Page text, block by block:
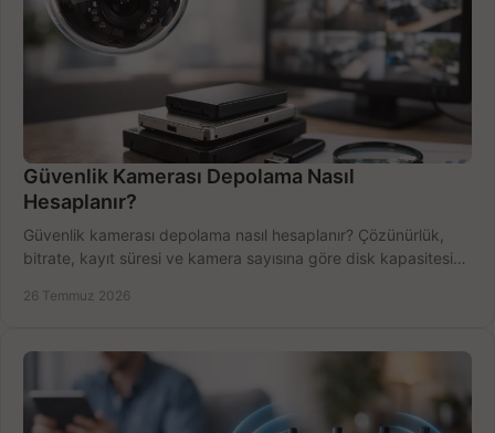
Güvenlik Kamerası Depolama Nasıl
Hesaplanır?
Güvenlik kamerası depolama nasıl hesaplanır? Çözünürlük,
bitrate, kayıt süresi ve kamera sayısına göre disk kapasitesini
26 Temmuz 2026